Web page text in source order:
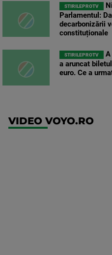
STIRILEPROTV
Parlamentul:
decarbonizării
constituționale
STIRILEPROTV
A
a aruncat
euro. Ce a
VIDEO VOYO.RO